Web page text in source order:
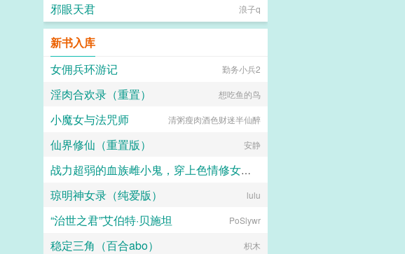
邪眼天君 浪子q
新书入库
女佣兵环游记
勤务小兵2
淫肉合欢录（重置） 想吃鱼的鸟
小魔女与法咒师 清粥瘦肉酒色财迷半仙醉
仙界修仙（重置版） 安静
战力超弱的血族雌小鬼，穿上色情修女服潜入教会后，轻易白给，惨遭触手捕获寄生沦为榨取血脉的杂鱼肉便器
西琳
琼明神女录（纯爱版） lulu
“治世之君”艾伯特·贝施坦 PoSlywr
稳定三角（百合abo） 枳木